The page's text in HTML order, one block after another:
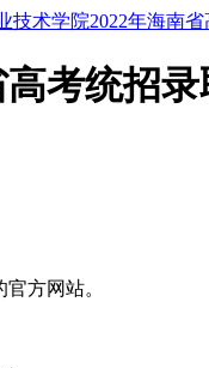
技术学院2022年海南
考统招
方网站。